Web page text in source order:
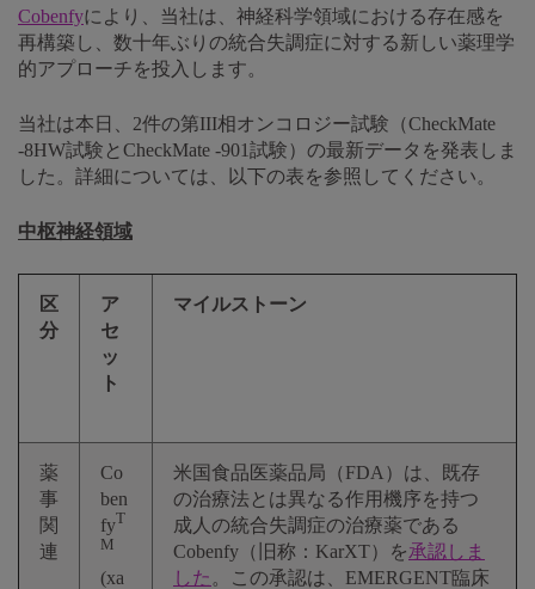
Cobenfyにより、当社は、神経科学領域における存在感を
再構築し、数十年ぶりの統合失調症に対する新しい薬理学
的アプローチを投入します。
当社は本日、2件の第III相オンコロジー試験（CheckMate
-8HW試験とCheckMate -901試験）の最新データを発表しま
した。詳細については、以下の表を参照してください。
中枢神経領域
区
分
ア
セ
ッ
ト
マイルストーン
薬
事
関
連
Co
ben
fyT
M
(xa
米国食品医薬品局（FDA）は、既存
の治療法とは異なる作用機序を持つ
成人の統合失調症の治療薬である
Cobenfy（旧称：KarXT）を承認しま
した 。この承認は、EMERGENT臨床